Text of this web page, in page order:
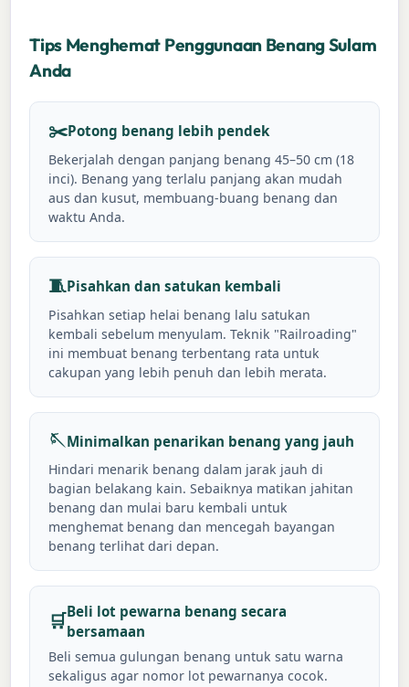
Tips Menghemat Penggunaan Benang Sulam
Anda
✂️Potong benang lebih pendek
Bekerjalah dengan panjang benang 45–50 cm (18
inci). Benang yang terlalu panjang akan mudah
aus dan kusut, membuang-buang benang dan
waktu Anda.
🧵Pisahkan dan satukan kembali
Pisahkan setiap helai benang lalu satukan
kembali sebelum menyulam. Teknik "Railroading"
ini membuat benang terbentang rata untuk
cakupan yang lebih penuh dan lebih merata.
🪡Minimalkan penarikan benang yang jauh
Hindari menarik benang dalam jarak jauh di
bagian belakang kain. Sebaiknya matikan jahitan
benang dan mulai baru kembali untuk
menghemat benang dan mencegah bayangan
benang terlihat dari depan.
🛒Beli lot pewarna benang secara
bersamaan
Beli semua gulungan benang untuk satu warna
sekaligus agar nomor lot pewarnanya cocok.